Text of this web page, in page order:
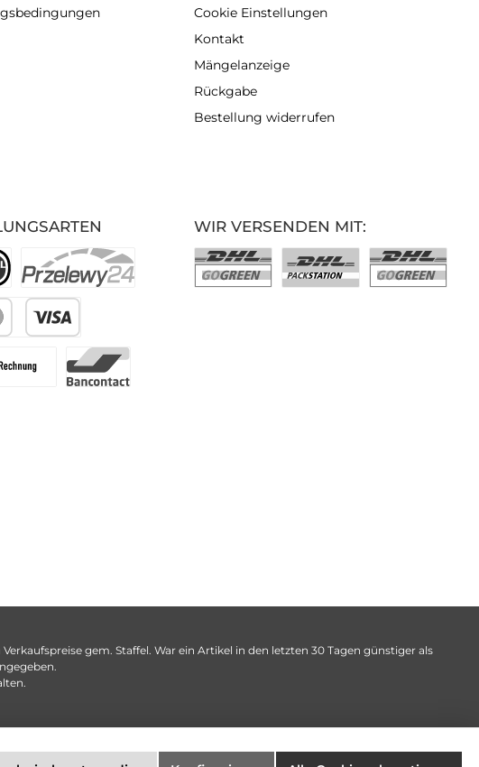
Cookie Einstellungen
Kontakt
Mängelanzeige
Rückgabe
Bestellung widerrufen
WIR VERSENDEN MIT:
gem. Staffel. War ein Artikel in den letzten 30 Tagen günstiger als